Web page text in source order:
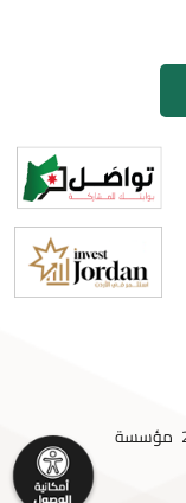
جميع الحقوق محفوظة © 2026 مؤسسة